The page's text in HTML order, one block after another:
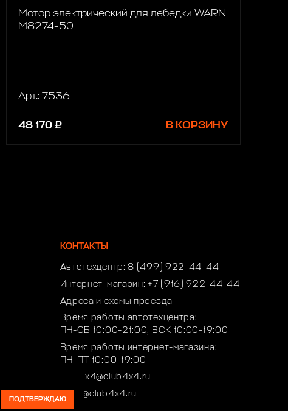
Мотор электрический для лебедки WARN
M8274-50
Арт.: 7536
48 170 ₽ В КОРЗИНУ
КОНТАКТЫ
Автотехцентр:8 (499) 922-44-44
Интернет-магазин: +7 (916) 922-44-44
Адреса и схемы проезда
Время работы автотехцентра:
ПН-СБ 10:00-21:00, ВСК 10:00-19:00
Время работы интернет-магазина:
ПН-ПТ 10:00-19:00
club4x4@club4x4.ru
shop@club4x4.ru
ПОДТВЕРЖДАЮ